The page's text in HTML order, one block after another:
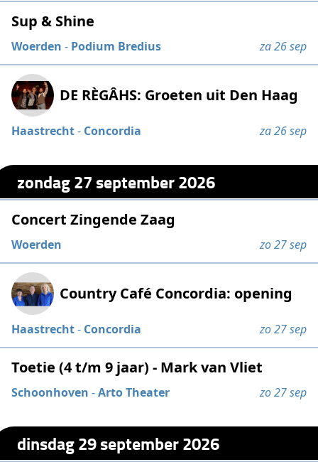
Sup & Shine
Woerden - Podium Bredius za 26 sep
DE RÈGÂHS: Groeten uit Den Haag
Haastrecht- Concordia za 26 sep
zondag 27 september 2026
Concert Zingende Zaag
Woerden zo 27 sep
Country Café Concordia: opening
Haastrecht- Concordia zo 27 sep
Toetie (4 t/m 9 jaar) - Mark van Vliet
Schoonhoven -Arto Theater zo 27 sep
dinsdag 29 september 2026